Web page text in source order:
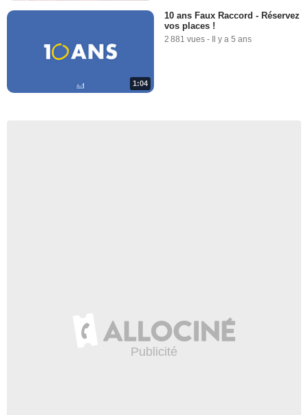
1:04
10 ans Faux Raccord - Réservez
vos places !
2 881 vues - Il y a 5 ans